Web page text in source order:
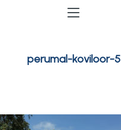
perumal-koviloor-5